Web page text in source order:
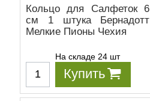
Кольцо для Салфеток 6
см 1 штука Бернадотт
Мелкие Пионы Чехия
На складе 24 шт
Купить